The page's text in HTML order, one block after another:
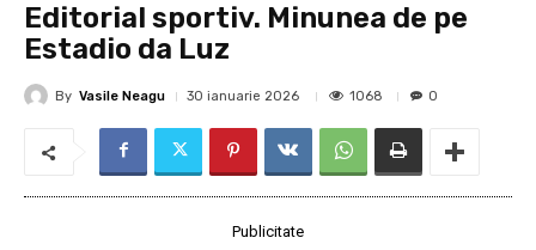
Editorial sportiv. Minunea de pe
Estadio da Luz
By Vasile Neagu 30 ianuarie 2026 1068 0
Publicitate